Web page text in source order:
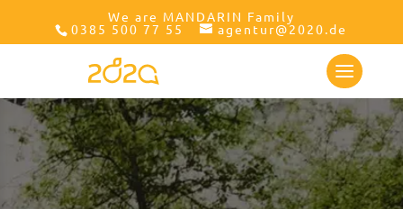
We are MANDARIN Family
0385 500 77 55 agentur@2020.de